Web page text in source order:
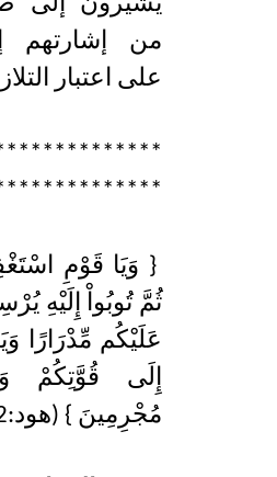
من إشارتهم
على اعتبار
{ وَيَا قَوْمِ
ثُمَّ تُوبُواْ إِلَيْهِ
عَلَيْكُم مِّدْرَارًا
إِلَى قُوَّتِكُمْ
مُجْرِمِينَ } (هود:52).